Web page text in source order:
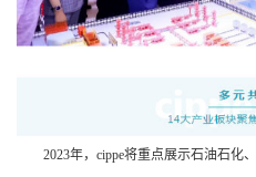
2023年，cippe将重点展示石油石化